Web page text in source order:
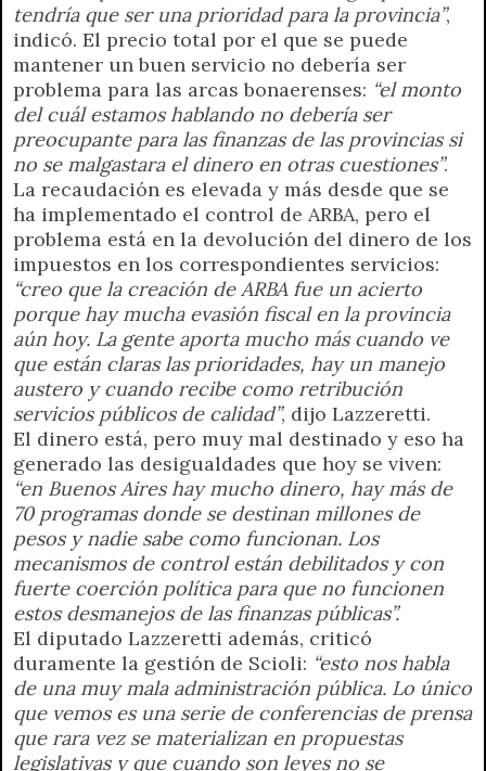
tendría que ser una prioridad para la provincia”,
indicó. El precio total por el que se puede
mantener un buen servicio no debería ser
problema para las arcas bonaerenses: “el monto
del cuál estamos hablando no debería ser
preocupante para las finanzas de las provincias si
no se malgastara el dinero en otras cuestiones”.
La recaudación es elevada y más desde que se
ha implementado el control de ARBA, pero el
problema está en la devolución del dinero de los
impuestos en los correspondientes servicios:
“creo que la creación de ARBA fue un acierto
porque hay mucha evasión fiscal en la provincia
aún hoy. La gente aporta mucho más cuando ve
que están claras las prioridades, hay un manejo
austero y cuando recibe como retribución
servicios públicos de calidad”, dijo Lazzeretti.
El dinero está, pero muy mal destinado y eso ha
generado las desigualdades que hoy se viven:
“en Buenos Aires hay mucho dinero, hay más de
70 programas donde se destinan millones de
pesos y nadie sabe como funcionan. Los
mecanismos de control están debilitados y con
fuerte coerción política para que no funcionen
estos desmanejos de las finanzas públicas”.
El diputado Lazzeretti además, criticó
duramente la gestión de Scioli: “esto nos habla
de una muy mala administración pública. Lo único
que vemos es una serie de conferencias de prensa
que rara vez se materializan en propuestas
legislativas y que cuando son leyes no se